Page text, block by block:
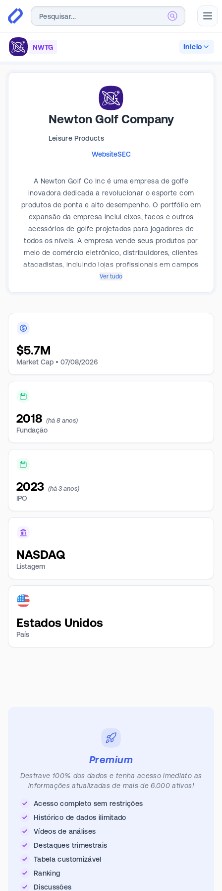
NWTG Início
Newton Golf Company
Leisure Products
WebsiteSEC
A Newton Golf Co Inc é uma empresa de golfe
inovadora dedicada a revolucionar o esporte com
produtos de ponta e alto desempenho. O portfólio em
expansão da empresa inclui eixos, tacos e outros
acessórios de golfe projetados para jogadores de
todos os níveis. A empresa vende seus produtos por
meio de comércio eletrônico, distribuidores, clientes
atacadistas, incluindo lojas profissionais em campos
de golfe e fora dos campos, varejistas esportivos,
grandes comerciantes e clientes corporativos nas
Ver tudo
$5.7M
Market Cap • 07/08/2026
2018 (há 8 anos)
Fundação
2023 (há 3 anos)
IPO
NASDAQ
Listagem
Estados Unidos
País
Premium
Destrave 100% dos dados e tenha acesso imediato as
informações atualizadas de mais de 6.000 ativos!
Acesso completo sem restrições
Histórico de dados ilimitado
Vídeos de análises
Destaques trimestrais
Tabela customizável
Ranking
Discussões